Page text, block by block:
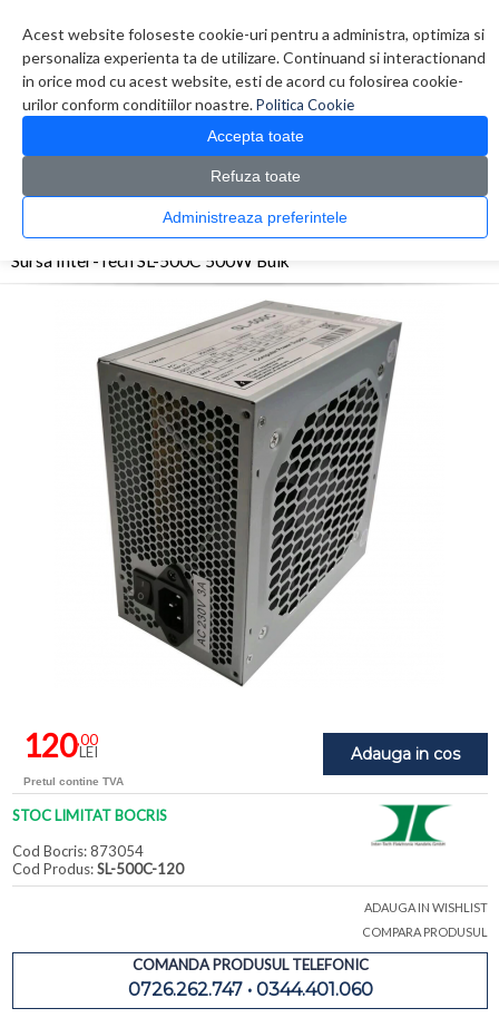
Acest website foloseste cookie-uri pentru a administra, optimiza si
personaliza experienta ta de utilizare. Continuand si interactionand
in orice mod cu acest website, esti de acord cu folosirea cookie-
urilor conform conditiilor noastre.Politica Cookie
Accepta toate
Refuza toate
Administreaza preferintele
0 produs(e)
CATALOG PRODUSE
Componente PC > Surse > Sursa Inter-Tech SL-500C 500W Bulk
Sursa Inter-Tech SL-500C 500W Bulk
Adauga in cos
120,00
LEI
Pretul contine TVA
STOC LIMITAT BOCRIS
Cod Bocris: 873054
Cod Produs:SL-500C-120
ADAUGA IN WISHLIST
COMPARA PRODUSUL
COMANDA PRODUSUL TELEFONIC
0726.262.747 • 0344.401.060